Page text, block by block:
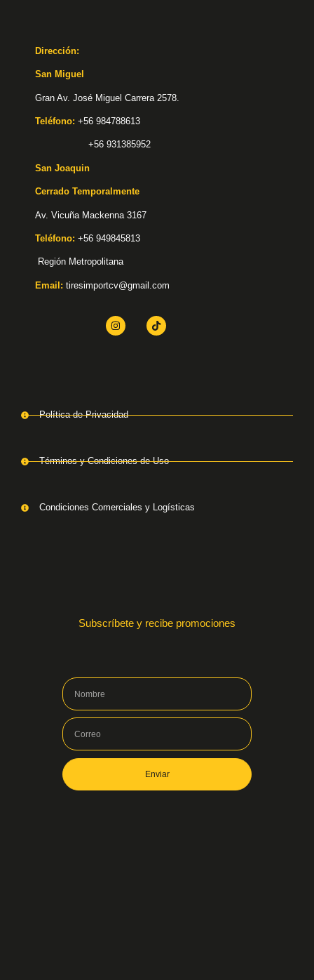
Dirección:
San Miguel
Gran Av. José Miguel Carrera 2578.
Teléfono: +56 984788613
+56 931385952
San Joaquin
Cerrado Temporalmente
Av. Vicuña Mackenna 3167
Teléfono: +56 949845813
Región Metropolitana
Email: tiresimportcv@gmail.com
Política de Privacidad
Términos y Condiciones de Uso
Condiciones Comerciales y Logísticas
Subscríbete y recibe promociones
Enviar